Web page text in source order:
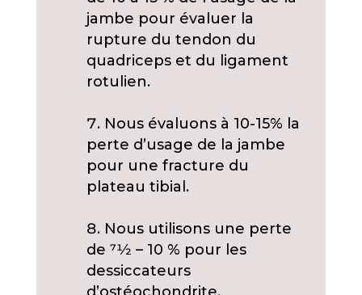
jambe pour évaluer la
rupture du tendon du
quadriceps et du ligament
rotulien.
Nous évaluons à 10-15% la
perte d’usage de la jambe
pour une fracture du
plateau tibial.
Nous utilisons une perte
de 71⁄2 – 10 % pour les
dessiccateurs